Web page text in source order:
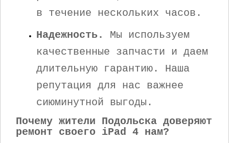
в течение нескольких часов.
Надежность.
Мы используем
качественные запчасти и даем
длительную гарантию. Наша
репутация для нас важнее
сиюминутной выгоды.
Почему жители Подольска доверяют
ремонт своего iPad 4 нам?